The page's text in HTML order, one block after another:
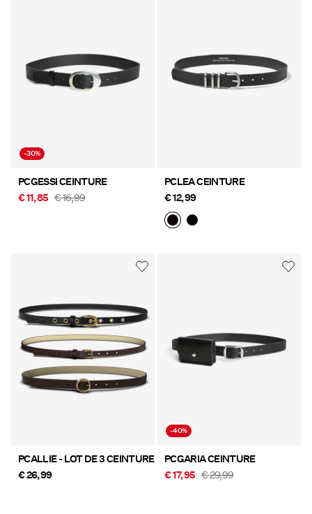
-30%
PCGESSI CEINTURE
€ 11,85 € 16,99
PCLEA CEINTURE
€ 12,99
PCALLIE - LOT DE 3 CEINTURE
€ 26,99
-40%
PCGARIA CEINTURE
€ 17,95 € 29,99